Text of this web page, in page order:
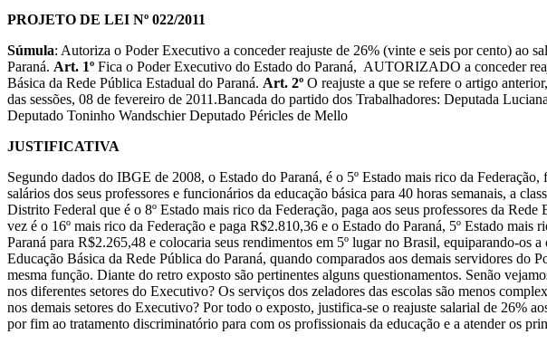
PROJETO DE LEI Nº 022/2011
Súmula: Autoriza o Poder Executivo a conceder reajuste de 26% (vinte e seis por cento) ao
Paraná. Art. 1º Fica o Poder Executivo do Estado do Paraná, AUTORIZADO a conceder
Básica da Rede Pública Estadual do Paraná. Art. 2º O reajuste a que se refere o artigo
das sessões, 08 de fevereiro de 2011.Bancada do partido dos Trabalhadores: Deputada
Deputado Toninho Wandschier Deputado Péricles de Mello
JUSTIFICATIVA
Segundo dados do IBGE de 2008, o Estado do Paraná, é o 5º Estado mais rico da
salários dos seus professores e funcionários da educação básica para 40 horas semanais, a
Distrito Federal que é o 8º Estado mais rico da Federação, paga aos seus professores da
vez é o 16º mais rico da Federação e paga R$2.810,36 e o Estado do Paraná, 5º Estado
Paraná para R$2.265,48 e colocaria seus rendimentos em 5º lugar no Brasil, equiparando-os
Educação Básica da Rede Pública do Paraná, quando comparados aos demais servidores do
mesma função. Diante do retro exposto são pertinentes alguns questionamentos. Senão
nos diferentes setores do Executivo? Os serviços dos zeladores das escolas são menos
nos demais setores do Executivo? Por todo o exposto, justifica-se o reajuste salarial de 26%
por fim ao tratamento discriminatório para com os profissionais da educação e a atender os